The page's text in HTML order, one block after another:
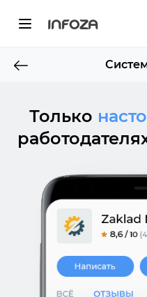
INFOZA
Только